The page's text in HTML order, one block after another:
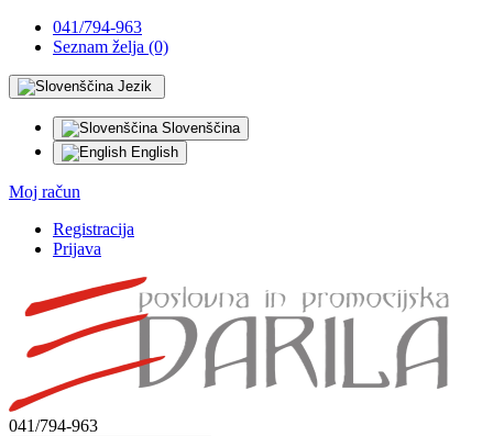
041/794-963
Seznam želja (0)
Jezik
Slovenščina
English
Moj račun
Registracija
Prijava
041/794-963